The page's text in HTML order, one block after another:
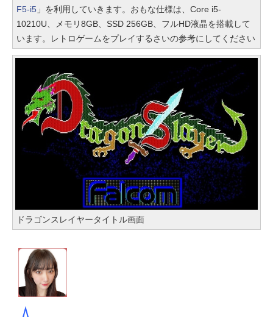
F5-i5」を利用していきます。おもな仕様は、Core i5-
10210U、メモリ8GB、SSD 256GB、フルHD液晶を搭載して
います。レトロゲームをプレイするさいの参考にしてください
ドラゴンスレイヤータイトル画面